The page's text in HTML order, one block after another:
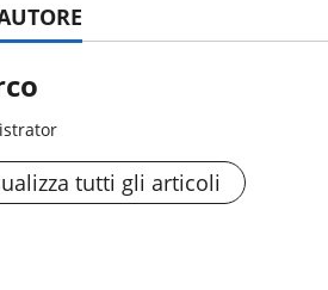
tutti gli articoli